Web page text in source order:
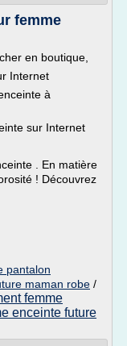
femme
en boutique,
Internet
à
sur Internet
. En matière
! Découvrez
pantalon
maman robe /
femme
enceinte future